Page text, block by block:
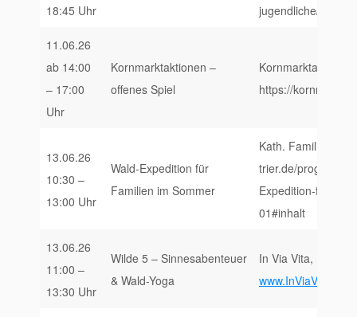
18:45 Uhr
jugendliche/kurs/
11.06.26
ab 14:00
– 17:00
Uhr
Kornmarktaktionen –
offenes Spiel
https://
13.06.26
10:30 –
13:00 Uhr
Wald-Expedition für
Familien im Sommer
Kath.
trier.de/
Expedition-fuer-
01#inhalt
13.06.26
11:00 –
13:30 Uhr
Wilde 5 – Sinnesabenteuer
& Wald-Yoga
In Via Vita,
www.InViaVita.de/